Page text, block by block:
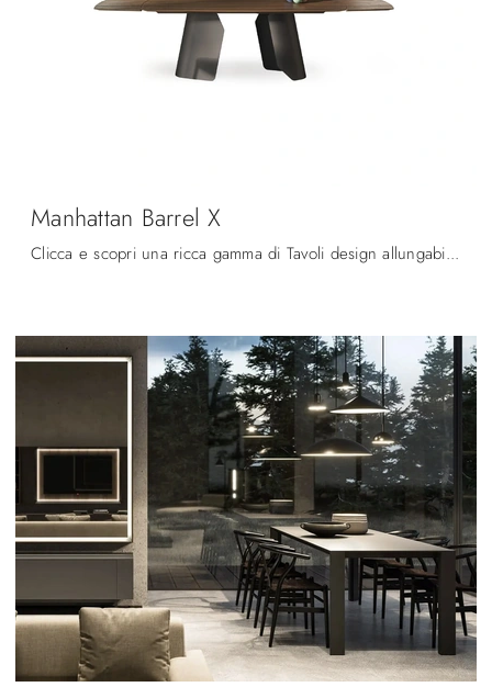
Manhattan Barrel X
Clicca e scopri una ricca gamma di Tavoli design allungabili da pranzo! Il modello Manhattan Barrel X di Devina Nais ti attende.